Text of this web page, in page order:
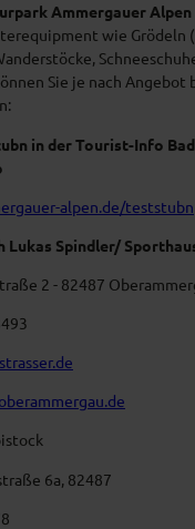
Ammergauer Alpen
wie Grödeln
Sie je nach Angebot
in der Tourist-Info
alpen.de/teststubn
Lukas Spindler/
2 - 82487
6a, 82487